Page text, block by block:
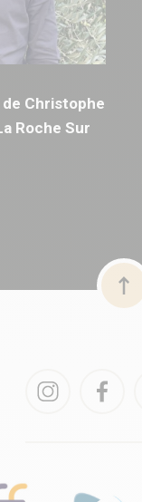
Christophe
Roche Sur